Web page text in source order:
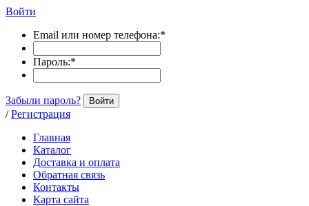
Войти
Email или номер телефона:*
Пароль:*
Забыли пароль? Войти
/ Регистрация
Главная
Каталог
Доставка и оплата
Обратная связь
Контакты
Карта сайта